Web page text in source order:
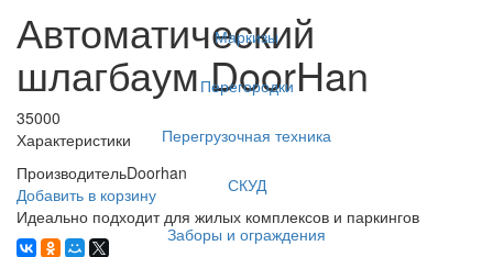
Маркизы
Перегородки
Перегрузочная техника
СКУД
Заборы и ограждения
Автоматический
шлагбаум DoorHan
35000
Характеристики
ПроизводительDoorhan
Добавить в корзину
Идеально подходит для жилых комплексов и паркингов